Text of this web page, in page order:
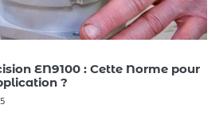
EN9100 : Cette Norme pour
?